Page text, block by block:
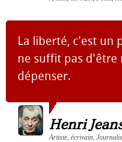
La liberté, c'est un
ne suffit pas d'être
dépenser.
Henri
Artiste, écrivain,